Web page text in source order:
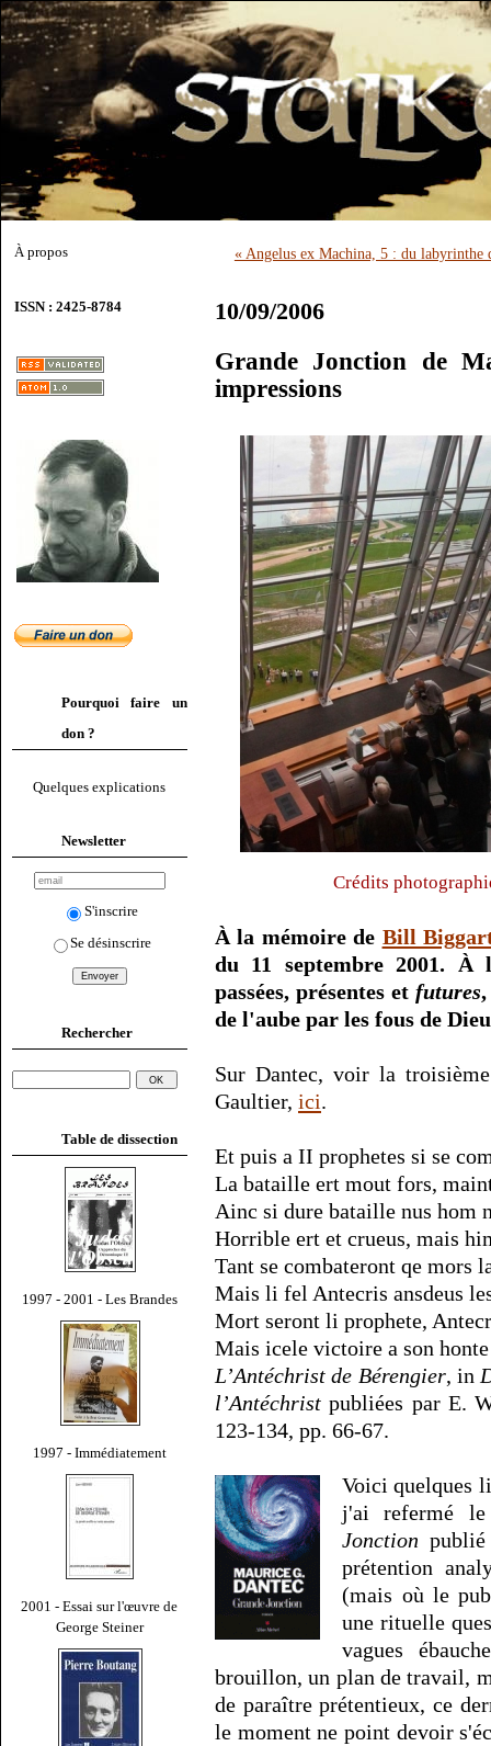
À propos
ISSN : 2425-8784
Pourquoi faire un
don ?
Quelques explications
Newsletter
S'inscrire
Se désinscrire
Rechercher
Table de dissection
1997 - 2001 - Les Brandes
1997 - Immédiatement
2001 - Essai sur l'œuvre de
George Steiner
« Angelus ex Machina, 5 : du labyrinthe
10/09/2006
Grande Jonction de
impressions
Crédits
À la mémoire de Bill
du 11 septembre 2001. À
passées, présentes et futures
de l'aube par les fous de
Sur Dantec, voir la
Gaultier, ici.
Et puis a II prophetes si se
La bataille ert mout fors,
Ainc si dure bataille nus hom
Horrible ert et crueus, mais
Tant se combateront qe mors
Mais li fel Antecris ansdeus
Mort seront li prophete,
Mais icele victoire a son
L’Antéchrist de Bérengier, in
l’Antéchrist publiées par E.
123-134, pp. 66-67.
Voici quelques
j'ai refermé
Jonction
prétention
(mais où le
une rituelle
vagues
brouillon, un plan de travail,
de paraître prétentieux, ce
le moment ne point devoir